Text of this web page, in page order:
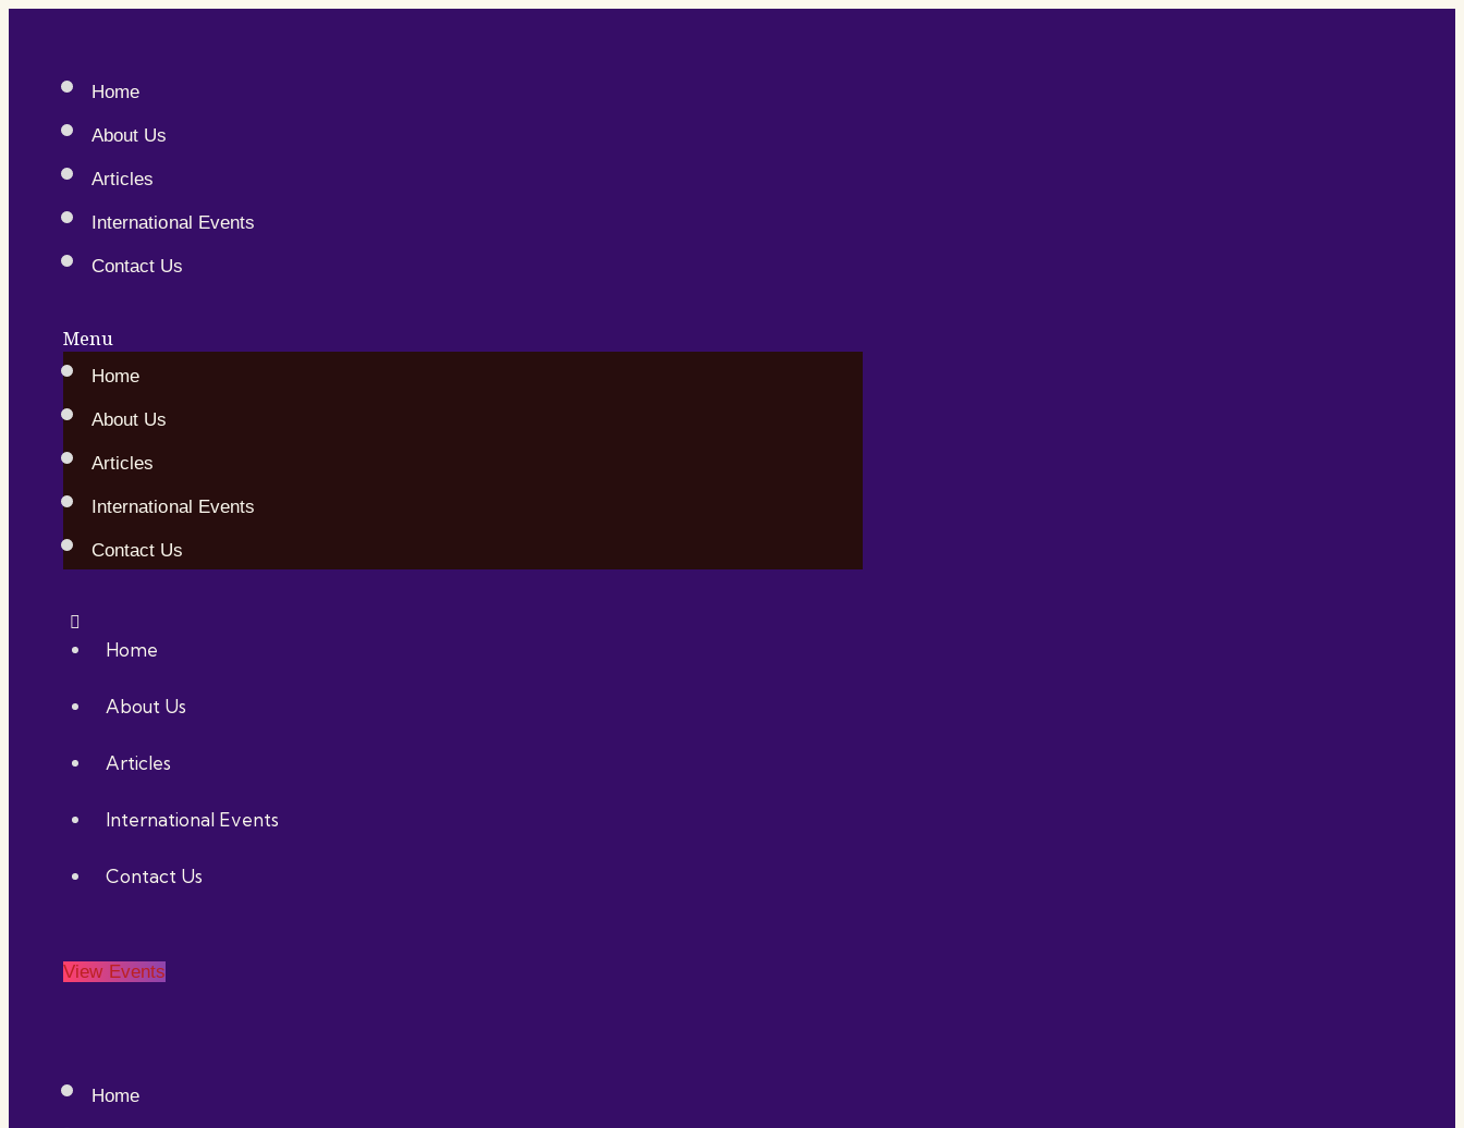
Home
About Us
Articles
International Events
Contact Us
Menu
Home
About Us
Articles
International Events
Contact Us
Home
About Us
Articles
International Events
Contact Us
View Events
Home